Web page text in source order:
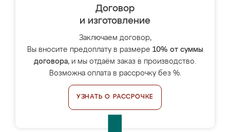
Договор
и изготовление
Заключаем договор,
Вы вносите предоплату в размере 10% от суммы
договора, и мы отдаём заказ в производство.
Возможна оплата в рассрочку без %.
УЗНАТЬ О РАССРОЧКЕ